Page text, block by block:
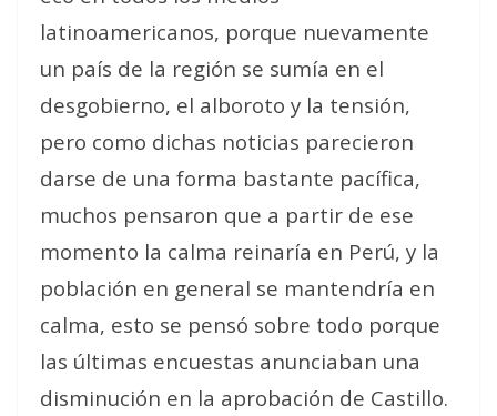
latinoamericanos, porque nuevamente
un país de la región se sumía en el
desgobierno, el alboroto y la tensión,
pero como dichas noticias parecieron
darse de una forma bastante pacífica,
muchos pensaron que a partir de ese
momento la calma reinaría en Perú, y la
población en general se mantendría en
calma, esto se pensó sobre todo porque
las últimas encuestas anunciaban una
disminución en la aprobación de Castillo.